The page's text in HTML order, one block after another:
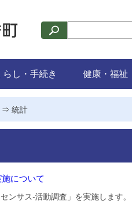
らし・手続き 健康・福祉
⇒ 統計
について
ンサス-活動調査」を実施します